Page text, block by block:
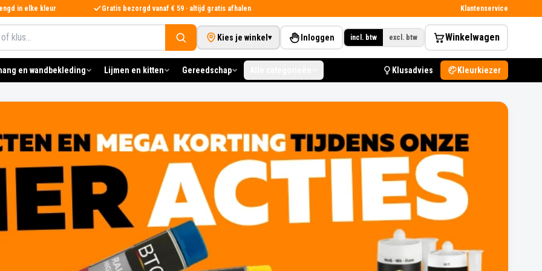
in elke kleur Gratis bezorgd vanaf € 59 · altijd gratis afhalen Klantenservice
Kies je winkel ▾ Inloggen incl. btw excl. btw Winkelwagen
en wandbekleding Lijmen en kitten Gereedschap Klusadvies Kleurkiezer